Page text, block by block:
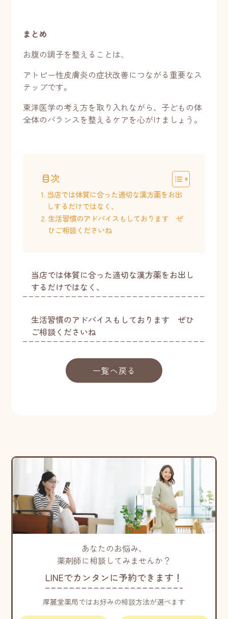
まとめ
お腹の調子を整えることは、
アトピー性皮膚炎の症状改善につながる重要なス
テップです。
東洋医学の考え方を取り入れながら、子どもの体
全体のバランスを整えるケアを心がけましょう。
目次
当店では体質に合った適切な漢方薬をお出
しするだけではなく、
生活習慣のアドバイスもしております ぜ
ひご相談くださいね
当店では体質に合った適切な漢方薬をお出し
するだけではなく、
生活習慣のアドバイスもしております ぜひ
ご相談くださいね
一覧へ戻る
あなたのお悩み、
薬剤師に相談してみませんか？
LINEでカンタンに予約できます！
厚麗堂薬局ではお好みの相談方法が選べます